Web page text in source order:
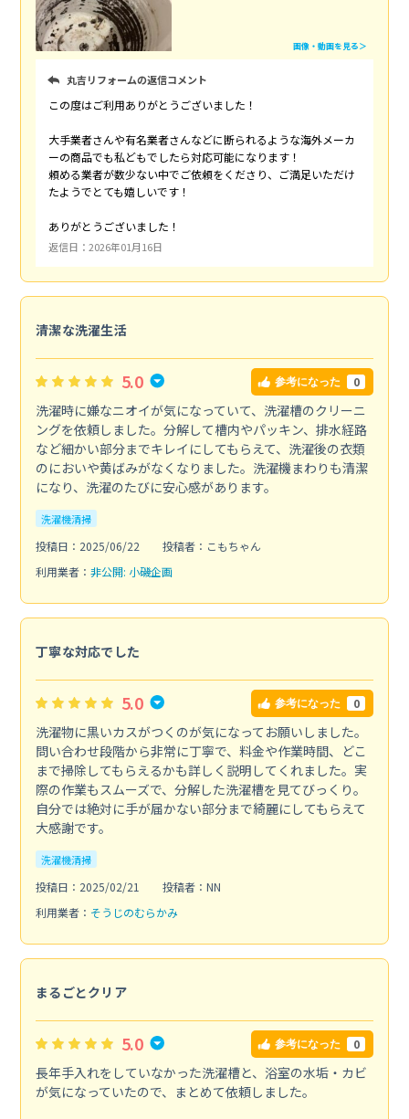
画像・動画を見る＞
丸吉リフォームの返信コメント
この度はご利用ありがとうございました！
大手業者さんや有名業者さんなどに断られるような海外メーカ
ーの商品でも私どもでしたら対応可能になります！
頼める業者が数少ない中でご依頼をくださり、ご満足いただけ
たようでとても嬉しいです！
ありがとうございました！
返信日：2026年01月16日
清潔な洗濯生活
5.0 参考になった 0
洗濯時に嫌なニオイが気になっていて、洗濯槽のクリーニ
ングを依頼しました。分解して槽内やパッキン、排水経路
など細かい部分までキレイにしてもらえて、洗濯後の衣類
のにおいや黄ばみがなくなりました。洗濯機まわりも清潔
になり、洗濯のたびに安心感があります。
洗濯機清掃
投稿日：2025/06/22
投稿者：こもちゃん
利用業者： 非公開: 小磯企画
丁寧な対応でした
5.0 参考になった 0
洗濯物に黒いカスがつくのが気になってお願いしました。
問い合わせ段階から非常に丁寧で、料金や作業時間、どこ
まで掃除してもらえるかも詳しく説明してくれました。実
際の作業もスムーズで、分解した洗濯槽を見てびっくり。
自分では絶対に手が届かない部分まで綺麗にしてもらえて
大感謝です。
洗濯機清掃
投稿日：2025/02/21
投稿者：NN
利用業者： そうじのむらかみ
まるごとクリア
5.0 参考になった 0
長年手入れをしていなかった洗濯槽と、浴室の水垢・カビ
が気になっていたので、まとめて依頼しました。